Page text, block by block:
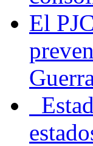
El